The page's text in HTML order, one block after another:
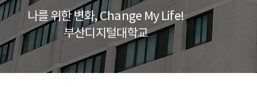
나를 위한 변화, Change My Life!
부산디지털대학교